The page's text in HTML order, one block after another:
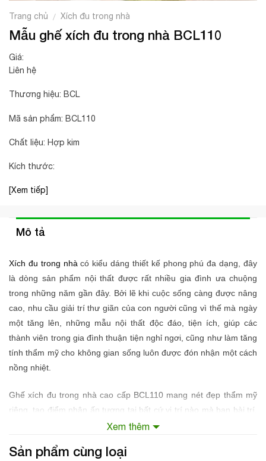
Trang chủ / Xích đu trong nhà
Mẫu ghế xích đu trong nhà BCL110
Giá:
Liên hệ
Thương hiệu: BCL
Mã sản phẩm: BCL110
Chất liệu: Hợp kim
Kích thước:
[Xem tiếp]
Mô tả
Xích đu trong nhà có kiểu dáng thiết kế phong phú đa dạng, đây
là dòng sản phẩm nội thất được rất nhiều gia đình ưa chuộng
trong những năm gần đây. Bởi lẽ khi cuộc sống càng được nâng
cao, nhu cầu giải trí thư giãn của con người cũng vì thế mà ngày
một tăng lên, những mẫu nội thất độc đáo, tiện ích, giúp các
thành viên trong gia đình thuận tiện nghỉ ngơi, cũng như làm tăng
tính thẩm mỹ cho không gian sống luôn được đón nhận một cách
nồng nhiệt.
Ghế xích đu trong nhà cao cấp BCL110 mang nét đẹp thẩm mỹ
riêng, tạo điểm nhận ấn tượng tại bất cứ vị trí nào mà bạn bài trí.
BCL110 sản xuất từ chất liệu hợp kim cao
người sử dụng.
Xem thêm
Sản phẩm cùng loại